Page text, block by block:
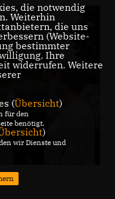
die notwendig
Weiterhin
die uns
(Website-
bestimmter
Ihre
widerrufen. Weitere
(Übersicht)
für den
benötigt.
)
wir Dienste und